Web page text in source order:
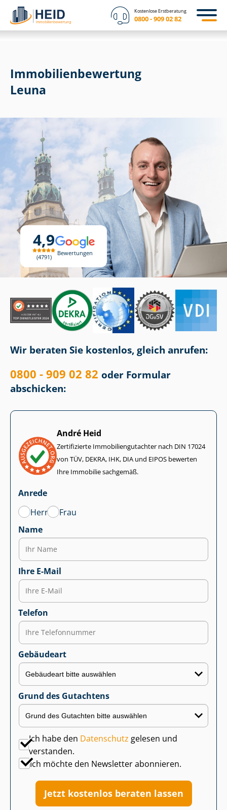
Kostenlose Erstberatung
0800 - 909 02 82
4,9
4791
Bewertungen
Immobilien­bewertung
Leuna
Wir beraten Sie kostenlos, gleich anrufen:
0800 - 909 02 82 oder Formular
abschicken:
André Heid
Zertifizierte Im­mo­bi­li­en­gut­ach­ter nach DIN 17024
von TÜV, DEKRA, IHK, DIA und EIPOS bewerten
Ihre Immobilie sachgemäß.
Anrede
Herr
Frau
Name
Ihre E-Mail
Telefon
Gebäudeart
Grund des Gutachtens
Ich habe den Datenschutz gelesen und
verstanden.
Ich möchte den Newsletter abonnieren.
Jetzt kostenlos beraten lassen